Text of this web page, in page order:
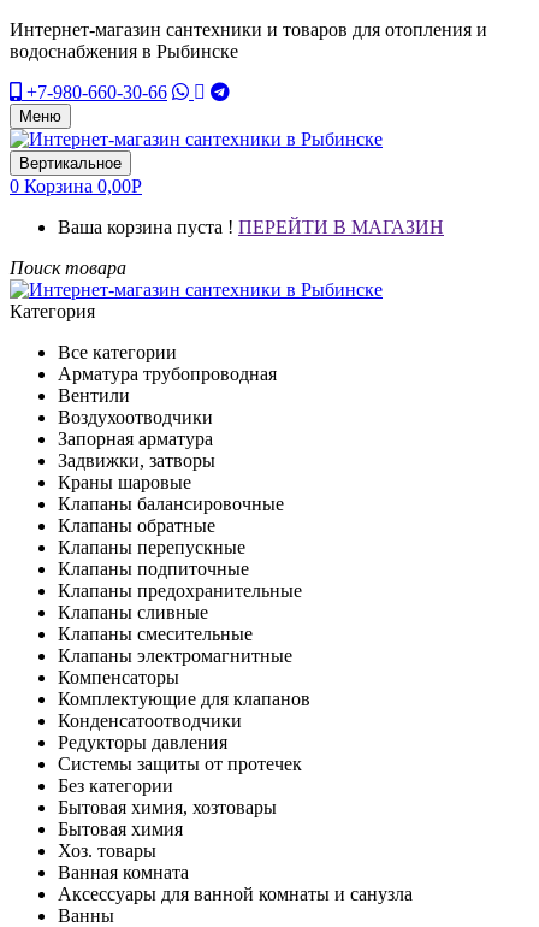
Интернет-магазин сантехники и товаров для отопления и
водоснабжения в Рыбинске
+7-980-660-30-66
Меню
Вертикальное
0 Корзина 0,00Р
Ваша корзина пуста ! ПЕРЕЙТИ В МАГАЗИН
Поиск товара
Категория
Все категории
Арматура трубопроводная
Вентили
Воздухоотводчики
Запорная арматура
Задвижки, затворы
Краны шаровые
Клапаны балансировочные
Клапаны обратные
Клапаны перепускные
Клапаны подпиточные
Клапаны предохранительные
Клапаны сливные
Клапаны смесительные
Клапаны электромагнитные
Компенсаторы
Комплектующие для клапанов
Конденсатоотводчики
Редукторы давления
Системы защиты от протечек
Без категории
Бытовая химия, хозтовары
Бытовая химия
Хоз. товары
Ванная комната
Аксессуары для ванной комнаты и санузла
Ванны